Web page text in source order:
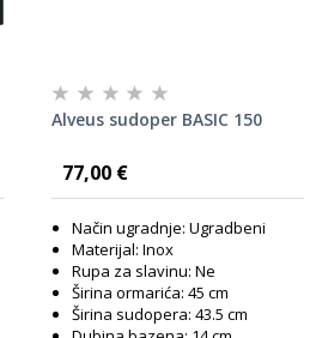
Alveus sudoper BASIC 150
77,00 €
Način ugradnje: Ugradbeni
Materijal: Inox
Rupa za slavinu: Ne
Širina ormarića: 45 cm
Širina sudopera: 43.5 cm